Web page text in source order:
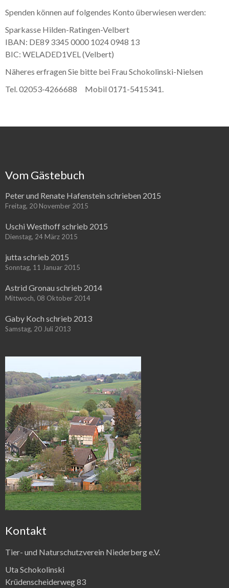
Spenden können auf folgendes Konto überwiesen werden:
Sparkasse Hilden-Ratingen-Velbert
IBAN: DE89 3345 0000 1024 0948 13
BIC: WELADED1VEL (Velbert)
Näheres erfragen Sie bitte bei Frau Schokolinski-Nielsen
Tel. 02053-4266688 Mobil 0171-5415341.
Vom Gästebuch
Peter und Renate Hafenstein schrieben 2015
Freitag, 20 November 2015
Uschi Westhoff schrieb 2015
Dienstag, 24 März 2015
jutta schrieb 2015
Sonntag, 11 Januar 2015
Astrid Gronau schrieb 2014
Mittwoch, 08 Oktober 2014
Gaby Koch schrieb 2013
Samstag, 20 Juli 2013
Kontakt
Tier- und Naturschutzverein Niederberg e.V.
Uta Schokolinski
Krüdenscheiderweg 83